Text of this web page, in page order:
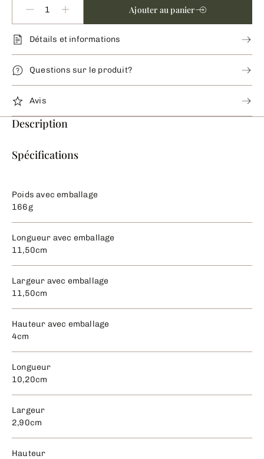
Ajouter au panier
Détails et informations
Questions sur le produit?
Avis
Description
Spécifications
Poids avec emballage
166g
Longueur avec emballage
11,50cm
Largeur avec emballage
11,50cm
Hauteur avec emballage
4cm
Longueur
10,20cm
Largeur
2,90cm
Hauteur